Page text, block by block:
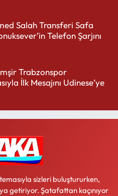
Salah Transferi Safa
Telefon Şarjını
Trabzonspor
İlk Mesajını Udinese’ye
sizleri buluştururken,
getiriyor. Şatafattan kaçınıyor